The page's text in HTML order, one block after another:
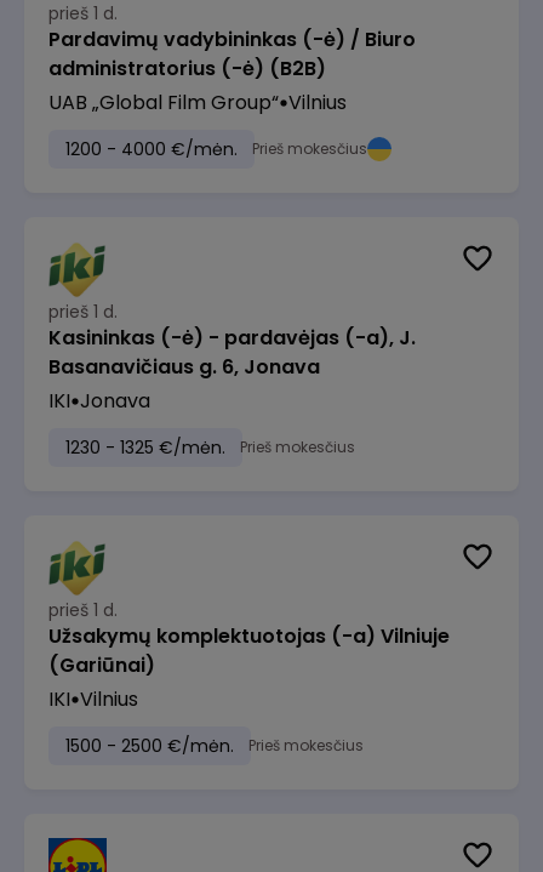
prieš 1 d.
Pardavimų vadybininkas (-ė) / Biuro
administratorius (-ė) (B2B)
UAB „Global Film Group“ Vilnius
1200 - 4000 €/mėn. Prieš mokesčius
prieš 1 d.
Kasininkas (-ė) - pardavėjas (-a), J.
Basanavičiaus g. 6, Jonava
IKI Jonava
1230 - 1325 €/mėn. Prieš mokesčius
prieš 1 d.
Užsakymų komplektuotojas (-a) Vilniuje
(Gariūnai)
IKI Vilnius
1500 - 2500 €/mėn. Prieš mokesčius